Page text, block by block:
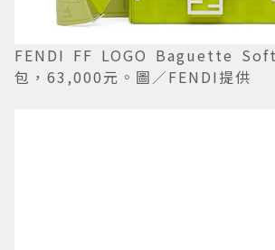
FENDI FF LOGO Baguette
包，63,000元。圖／FENDI提供